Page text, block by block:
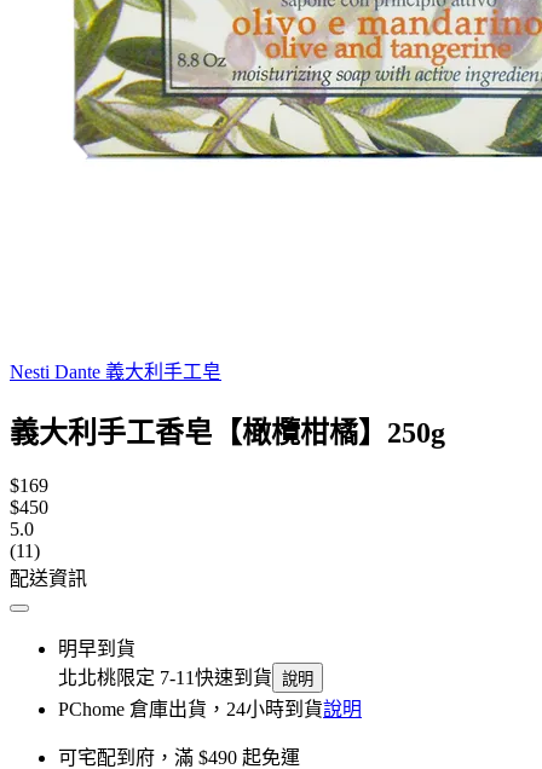
Nesti Dante 義大利手工皂
義大利手工香皂【橄欖柑橘】250g
$169
$450
5.0
(11)
配送資訊
明早到貨
北北桃限定 7-11快速到貨 說明
PChome 倉庫出貨，24小時到貨說明
可宅配到府，滿 $490 起免運